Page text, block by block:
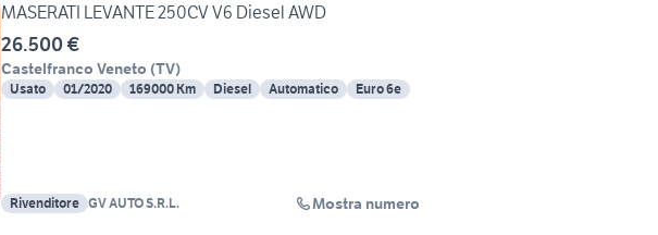
MASERATI LEVANTE 250CV V6 Diesel AWD
26.500 €
Castelfranco Veneto (TV)
Usato 01/2020 169000 Km Diesel Automatico Euro 6e
Rivenditore GV AUTO S.R.L. Mostra numero